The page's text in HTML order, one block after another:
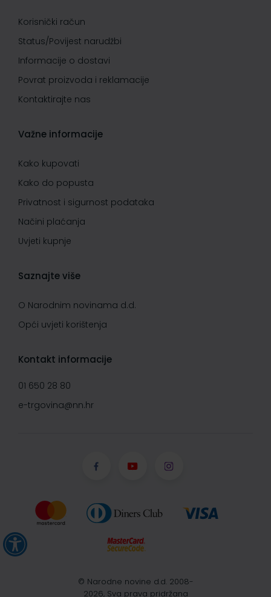
Korisnički račun
Status/Povijest narudžbi
Informacije o dostavi
Povrat proizvoda i reklamacije
Kontaktirajte nas
Važne informacije
Kako kupovati
Kako do popusta
Privatnost i sigurnost podataka
Načini plaćanja
Uvjeti kupnje
Saznajte više
O Narodnim novinama d.d.
Opći uvjeti korištenja
Kontakt informacije
01 650 28 80
e-trgovina@nn.hr
© Narodne novine d.d. 2008-
2026, Sva prava pridržana